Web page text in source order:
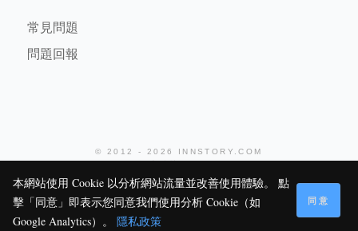
常見問題
問題回報
© 2012 - 2026 INNSTORY.COM
本網站使用 Cookie 以分析網站流量並改善使用體驗。 點
擊「同意」即表示您同意我們使用分析 Cookie（如
Google Analytics）。 隱私政策
同意
125